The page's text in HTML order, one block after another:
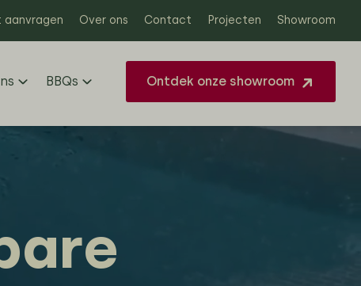
BBQs Ontdek onze showroom
aanvragen Over ons Contact Projecten Showroom